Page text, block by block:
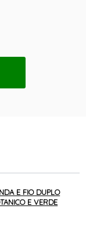
E FIO DUPLO
E VERDE